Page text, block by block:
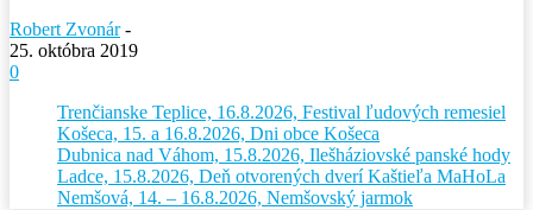
Robert Zvonár -
25. októbra 2019
0
Trenčianske Teplice, 16.8.2026, Festival ľudových remesiel
Košeca, 15. a 16.8.2026, Dni obce Košeca
Dubnica nad Váhom, 15.8.2026, Ilešháziovské panské hody
Ladce, 15.8.2026, Deň otvorených dverí Kaštieľa MaHoLa
Nemšová, 14. – 16.8.2026, Nemšovský jarmok